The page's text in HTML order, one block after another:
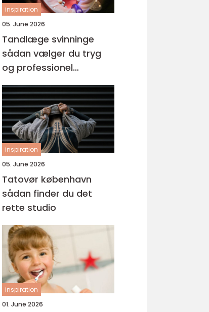
inspiration
05. June 2026
Tandlæge svinninge
sådan vælger du tryg
og professionel
tandpleje
inspiration
05. June 2026
Tatovør københavn
sådan finder du det
rette studio
inspiration
01. June 2026